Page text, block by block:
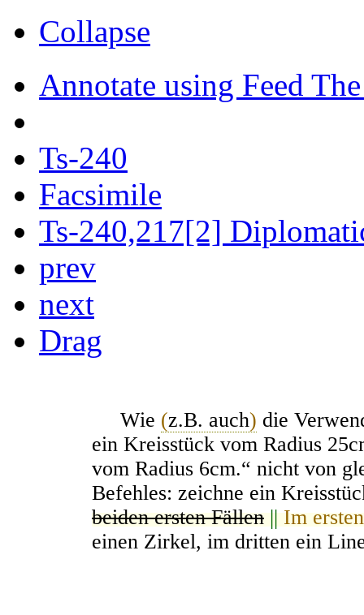
Collapse
Annotate using Feed
Ts-240
Facsimile
Ts-240,217[2]
prev
next
Drag
Wie (z.B. auch) die
ein Kreisstück vom Radius
vom Radius 6cm.“ nicht von
Befehles: zeichne ein
beiden ersten Fällen||Im
einen Zirkel, im dritten ein